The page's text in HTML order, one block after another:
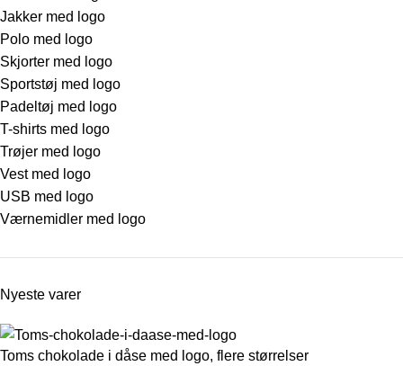
Jakker med logo
Polo med logo
Skjorter med logo
Sportstøj med logo
Padeltøj med logo
T-shirts med logo
Trøjer med logo
Vest med logo
USB med logo
Værnemidler med logo
Nyeste varer
Toms chokolade i dåse med logo, flere størrelser